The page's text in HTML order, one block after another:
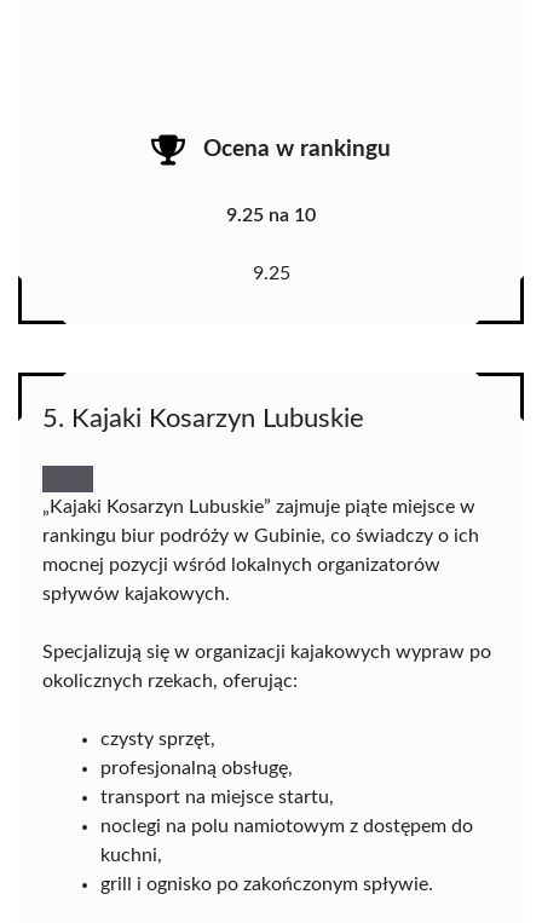
Ocena w rankingu
9.25 na 10
9.25
5. Kajaki Kosarzyn Lubuskie
„Kajaki Kosarzyn Lubuskie” zajmuje piąte miejsce w
rankingu biur podróży w Gubinie, co świadczy o ich
mocnej pozycji wśród lokalnych organizatorów
spływów kajakowych.
Specjalizują się w organizacji kajakowych wypraw po
okolicznych rzekach, oferując:
czysty sprzęt,
profesjonalną obsługę,
transport na miejsce startu,
noclegi na polu namiotowym z dostępem do
kuchni,
grill i ognisko po zakończonym spływie.